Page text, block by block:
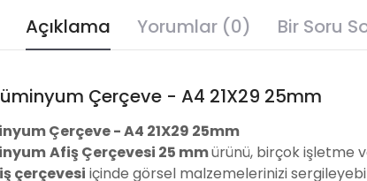
Açıklama Yorumlar (0) Bir Soru
Çerçeve - A4 21X29 25mm
Çerçeve - A4 21X29 25mm
Afiş Çerçevesi 25 mmürünü, birçok işletme
çerçevesi içinde görsel malzemelerinizi